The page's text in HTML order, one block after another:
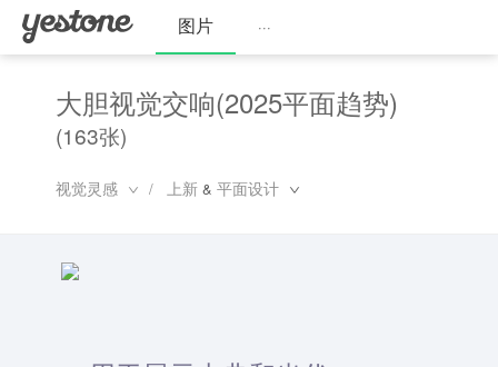
图片 ···
大胆视觉交响(2025平面趋势)
(163张)
视觉灵感 / 上新 & 平面设计